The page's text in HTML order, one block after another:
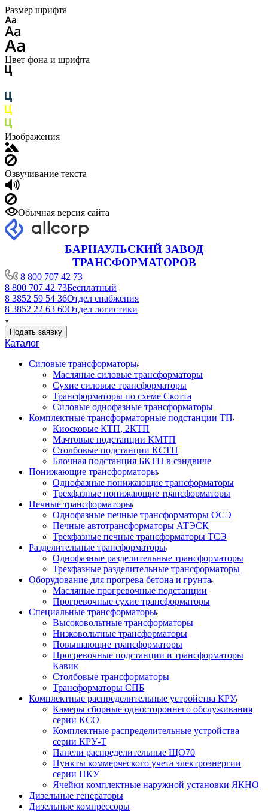
Размер шрифта
Цвет фона и шрифта
Изображения
Озвучивание текста
Обычная версия сайта
БАРНАУЛЬСКИЙ ЗАВОД
ТРАНСФОРМАТОРОВ
8 800 707 42 73
8 800 707 42 73Бесплатный
8 3852 59 54 36Отдел снабжения
8 3852 22 63 60Отдел логистики
Подать заявку
Каталог
Силовые трансформаторы
Масляные силовые трансформаторы
Сухие силовые трансформаторы
Трансформаторы по схеме Скотта
Силовые однофазные трансформаторы
Комплектные трансформаторные подстанции ТП
Киосковые КТП, 2КТП
Мачтовые подстанции КМТП
Столбовые подстанции КСТП
Блочная подстанция БКТП в сэндвиче
Понижающие трансформаторы
Однофазные понижающие трансформаторы
Трехфазные понижающие трансформаторы
Печные трансформаторы
Однофазные печные трансформаторы ОСЭ
Печные автотрансформаторы АТЭСК
Трехфазные печные трансформаторы ТСЭ
Разделительные трансформаторы
Однофазные разделительные трансформаторы
Трехфазные разделительные трансформаторы
Оборудование для прогрева бетона и грунта
Масляные прогревочные подстанции
Прогревочные сухие трансформаторы
Специальные трансформаторы
Высоковольтные трансформаторы
Низковольтные трансформаторы
Повышающие трансформаторы
Прогревочные подстанции и трансформаторы
Кавик
Столбовые трансформаторы
Трансформаторы СПБ
Комплектные распределительные устройства КРУ
Камеры сборные одностороннего обслуживания
серии КСО
Комплектные распределительные устройства
серии КРУ-Т
Панели распределительные ЩО70
Пункты коммерческого учета электроэнергии
серии ПКУ
Ячейки комплектные наружной установки ЯКНО
Дизельные генераторы
Дизельные компрессоры